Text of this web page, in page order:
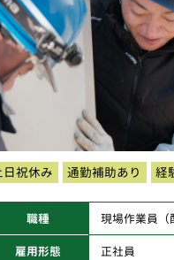
日祝休み 通勤補助あり 経
職種 現場作業員（
雇用形態 正社員